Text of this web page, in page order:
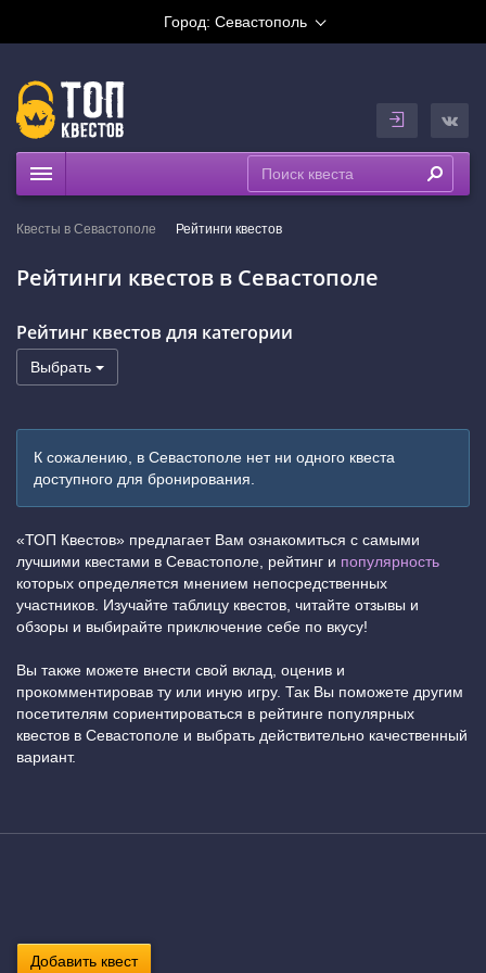
Город: Севастополь
На карте
Квесты в Севастополе Рейтинги квестов
Рейтинги квестов в Севастополе
Рейтинг квестов для категории
Выбрать
К сожалению, в Севастополе нет ни одного квеста
доступного для бронирования.
«ТОП Квестов» предлагает Вам ознакомиться с самыми
лучшими квестами в Севастополе, рейтинг и популярность
которых определяется мнением непосредственных
участников. Изучайте таблицу квестов, читайте отзывы и
обзоры и выбирайте приключение себе по вкусу!
Вы также можете внести свой вклад, оценив и
прокомментировав ту или иную игру. Так Вы поможете другим
посетителям сориентироваться в рейтинге популярных
квестов в Севастополе и выбрать действительно качественный
вариант.
Добавить квест